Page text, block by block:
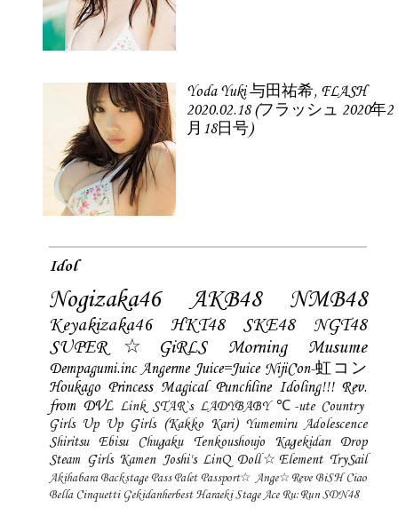
Yoda Yuki 与田祐希, FLASH
2020.02.18 (フラッシュ 2020年2
月18日号)
Idol
Nogizaka46 AKB48 NMB48
Keyakizaka46 HKT48 SKE48
NGT48
SUPER☆GiRLS
Morning Musume
Dempagumi.inc Angerme Juice=Juice NijiCon-虹コン
Houkago Princess Magical Punchline Idoling!!! Rev.
from DVL Link STAR`s LADYBABY ℃-ute Country
Girls Up Up Girls (Kakko Kari) Yumemiru Adolescence
Shiritsu Ebisu Chugaku
Tenkoushoujo Kagekidan
Drop
Steam Girls Kamen Joshi's LinQ Doll☆Element TrySail
Akihabara Backstage Pass Palet Passport☆ Ange☆Reve BiSH Ciao
Bella Cinquetti Gekidanherbest Haraeki Stage Ace Ru:Run SDN48